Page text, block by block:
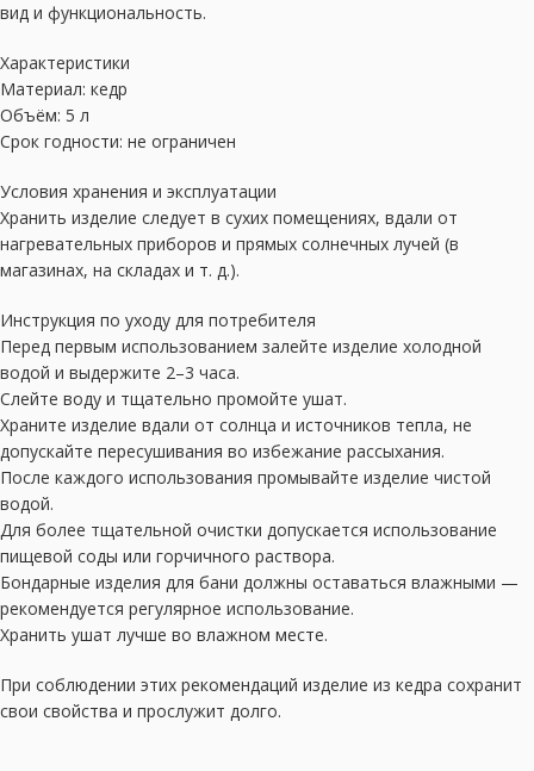
вид и функциональность.
Характеристики
Материал: кедр
Объём: 5 л
Срок годности: не ограничен
Условия хранения и эксплуатации
Хранить изделие следует в сухих помещениях, вдали от
нагревательных приборов и прямых солнечных лучей (в
магазинах, на складах и т. д.).
Инструкция по уходу для потребителя
Перед первым использованием залейте изделие холодной
водой и выдержите 2–3 часа.
Слейте воду и тщательно промойте ушат.
Храните изделие вдали от солнца и источников тепла, не
допускайте пересушивания во избежание рассыхания.
После каждого использования промывайте изделие чистой
водой.
Для более тщательной очистки допускается использование
пищевой соды или горчичного раствора.
Бондарные изделия для бани должны оставаться влажными —
рекомендуется регулярное использование.
Хранить ушат лучше во влажном месте.
При соблюдении этих рекомендаций изделие из кедра сохранит
свои свойства и прослужит долго.